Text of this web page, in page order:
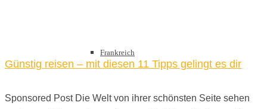
Frankreich
Günstig reisen – mit diesen 11 Tipps gelingt es dir
Sponsored Post Die Welt von ihrer schönsten Seite sehen